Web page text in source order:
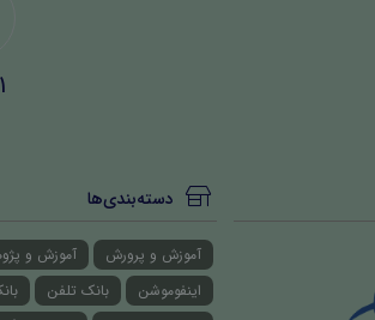
دسته‌بندی‌ها
آموزش و پرورش آموزش و
اینفوموشن
بانک تلفن